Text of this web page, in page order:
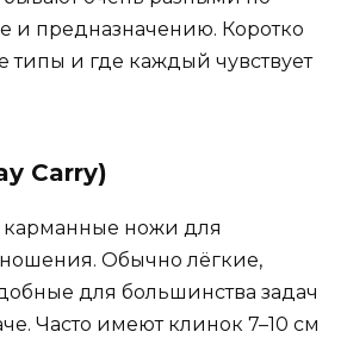
и предназначению. Коротко
и где каждый чувствует
Carry)
ножи для
Обычно лёгкие,
для большинства задач
Часто имеют клинок 7–10 см